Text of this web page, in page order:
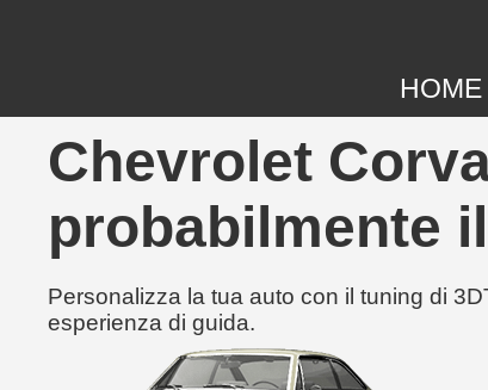
HOME
Chevrolet
probabilmente
Personalizza la tua auto con il tuning di
esperienza di guida.